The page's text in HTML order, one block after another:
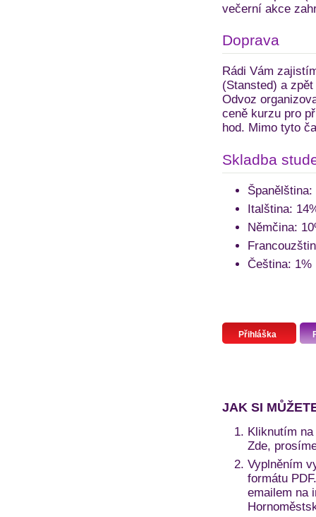
večerní akce
Doprava
Rádi Vám
(Stansted) a
Odvoz
ceně kurzu pro
hod. Mimo tyto
Skladba
Španělština:
Italština:
Němčina:
Čeština: 1%
Přihláška
JAK SI
Kliknutím
Zde,
Vyplněním
formátu
emailem na